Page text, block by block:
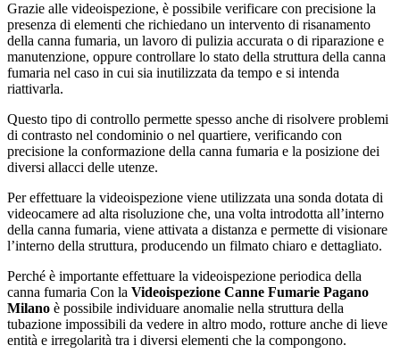
Grazie alle videoispezione, è possibile verificare con precisione la
presenza di elementi che richiedano un intervento di risanamento
della canna fumaria, un lavoro di pulizia accurata o di riparazione e
manutenzione, oppure controllare lo stato della struttura della canna
fumaria nel caso in cui sia inutilizzata da tempo e si intenda
riattivarla.
Questo tipo di controllo permette spesso anche di risolvere problemi
di contrasto nel condominio o nel quartiere, verificando con
precisione la conformazione della canna fumaria e la posizione dei
diversi allacci delle utenze.
Per effettuare la videoispezione viene utilizzata una sonda dotata di
videocamere ad alta risoluzione che, una volta introdotta all’interno
della canna fumaria, viene attivata a distanza e permette di visionare
l’interno della struttura, producendo un filmato chiaro e dettagliato.
Perché è importante effettuare la videoispezione periodica della
canna fumaria Con la Videoispezione Canne Fumarie Pagano
Milano è possibile individuare anomalie nella struttura della
tubazione impossibili da vedere in altro modo, rotture anche di lieve
entità e irregolarità tra i diversi elementi che la compongono.